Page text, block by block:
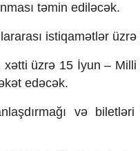
təmin ediləcək.
istiqamətlər
üzrə 15 İyun –
edəcək.
və